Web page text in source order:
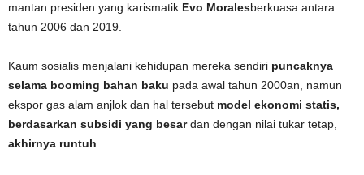
mantan presiden yang karismatik Evo Moralesberkuasa antara
tahun 2006 dan 2019.
Kaum sosialis menjalani kehidupan mereka sendiri puncaknya
selama booming bahan baku pada awal tahun 2000an, namun
ekspor gas alam anjlok dan hal tersebut model ekonomi statis,
berdasarkan subsidi yang besardan dengan nilai tukar tetap,
akhirnya runtuh